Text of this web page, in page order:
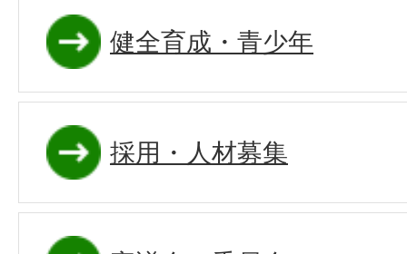
健全育成・青少年
採用・人材募集